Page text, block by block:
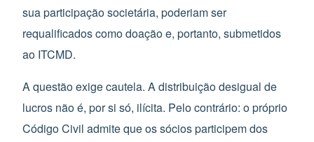
sua participação societária, poderiam ser
requalificados como doação e, portanto, submetidos
ao ITCMD.
A questão exige cautela. A distribuição desigual de
lucros não é, por si só, ilícita. Pelo contrário: o próprio
Código Civil admite que os sócios participem dos